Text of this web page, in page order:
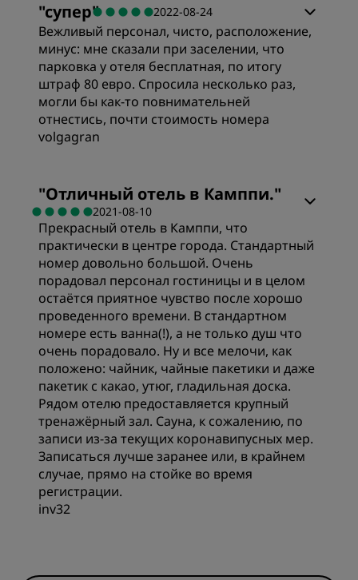
"супер" 2022-08-24
Вежливый персонал, чисто, расположение,
минус: мне сказали при заселении, что
парковка у отеля бесплатная, по итогу
штраф 80 евро. Спросила несколько раз,
могли бы как-то повнимательней
отнестись, почти стоимость номера
volgagran
Цена/качество
Качество сна
Расположение
Чистота
Обслуживание
"Отличный отель в Камппи."
2021-08-10
Прекрасный отель в Камппи, что
практически в центре города. Стандартный
номер довольно большой. Очень
порадовал персонал гостиницы и в целом
остаётся приятное чувство после хорошо
проведенного времени. В стандартном
номере есть ванна(!), а не только душ что
очень порадовало. Ну и все мелочи, как
положено: чайник, чайные пакетики и даже
пакетик с какао, утюг, гладильная доска.
Рядом отелю предоставляется крупный
тренажёрный зал. Сауна, к сожалению, по
записи из-за текущих коронавипусных мер.
Записаться лучше заранее или, в крайнем
случае, прямо на стойке во время
регистрации.
inv32